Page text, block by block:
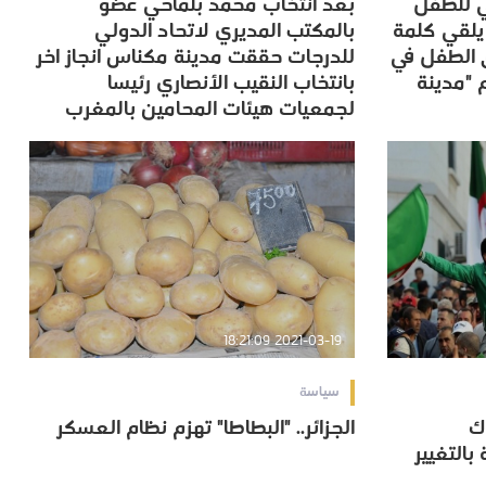
كلمة
الطفل في
"مدينة
كلمة
الطفل في
"مدينة
بالمكتب المديري لاتحاد الدولي
للدرجات حققت مدينة مكناس انجاز اخر
بانتخاب النقيب الأنصاري رئيسا
لجمعيات هيئات المحامين بالمغرب
بالمكتب المديري لاتحاد الدولي
للدرجات حققت مدينة مكناس انجاز اخر
بانتخاب النقيب الأنصاري رئيسا
لجمعيات هيئات المحامين بالمغرب
2021-03-19 18:21:09
سياسة
الجزائر.. "البطاطا" تهزم نظام العسكر
الجزائر.. "البطاطا" تهزم نظام العسكر